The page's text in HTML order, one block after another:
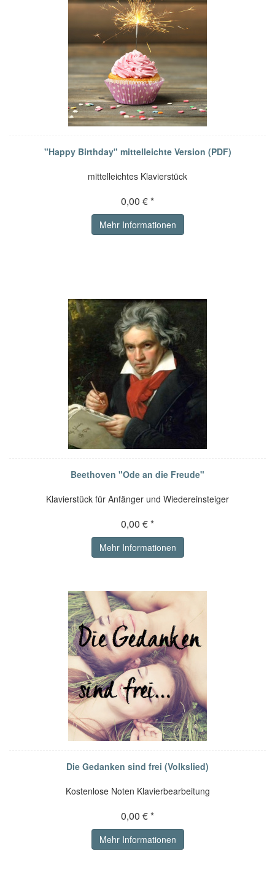
"Happy Birthday" mittelleichte Version (PDF)
mittelleichtes Klavierstück
0,00 € *
Mehr Informationen
Beethoven "Ode an die Freude"
Klavierstück für Anfänger und Wiedereinsteiger
0,00 € *
Mehr Informationen
Die Gedanken sind frei (Volkslied)
Kostenlose Noten Klavierbearbeitung
0,00 € *
Mehr Informationen